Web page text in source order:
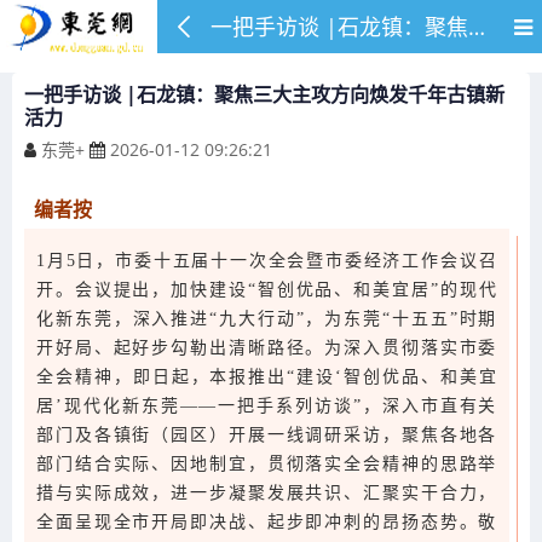
一把手访谈 |石龙镇：聚焦三大主攻方向焕发千年古镇新活力
一把手访谈 |石龙镇：聚焦三大主攻方向焕发千年古镇新
活力
东莞+ 2026-01-12 09:26:21
编者按
1月5日，市委十五届十一次全会暨市委经济工作会议召
开。会议提出，加快建设“智创优品、和美宜居”的现代
化新东莞，深入推进“九大行动”，为东莞“十五五”时期
开好局、起好步勾勒出清晰路径。为深入贯彻落实市委
全会精神，即日起，本报推出“建设‘智创优品、和美宜
居’现代化新东莞——一把手系列访谈”，深入市直有关
部门及各镇街（园区）开展一线调研采访，聚焦各地各
部门结合实际、因地制宜，贯彻落实全会精神的思路举
措与实际成效，进一步凝聚发展共识、汇聚实干合力，
全面呈现全市开局即决战、起步即冲刺的昂扬态势。敬